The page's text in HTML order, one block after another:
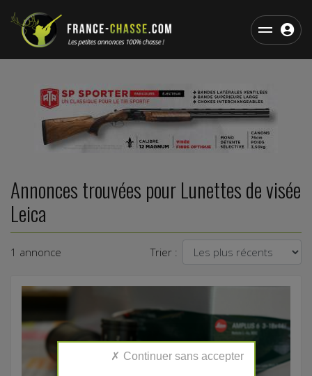
Annonces trouvées pour Lunettes de visée
Leica
1 annonce Trier :